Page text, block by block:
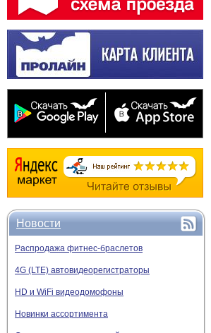
Новости
Распродажа фитнес-браслетов
4G (LTE) автовидеорегистраторы
HD и WiFi видеодомофоны
Новинки ассортимента